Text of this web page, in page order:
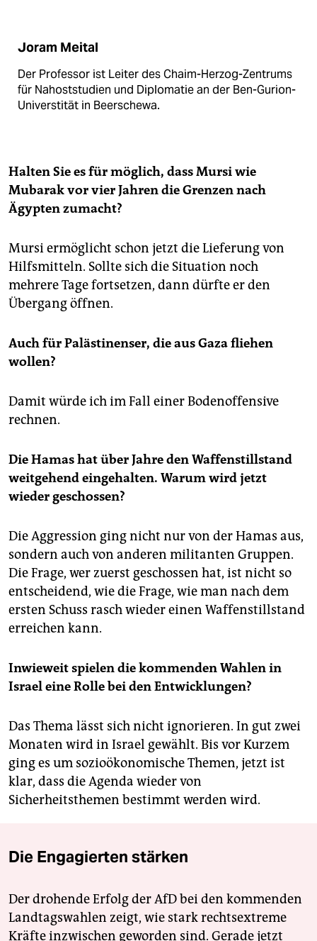
Joram Meital
Der Professor ist Leiter des Chaim-Herzog-Zentrums
für Nahoststudien und Diplomatie an der Ben-Gurion-
Universtität in Beerschewa.
Halten Sie es für möglich, dass Mursi wie
Mubarak vor vier Jahren die Grenzen nach
Ägypten zumacht?
Mursi ermöglicht schon jetzt die Lieferung von
Hilfsmitteln. Sollte sich die Situation noch
mehrere Tage fortsetzen, dann dürfte er den
Übergang öffnen.
Auch für Palästinenser, die aus Gaza fliehen
wollen?
Damit würde ich im Fall einer Bodenoffensive
rechnen.
Die Hamas hat über Jahre den Waffenstillstand
weitgehend eingehalten. Warum wird jetzt
wieder geschossen?
Die Aggression ging nicht nur von der Hamas aus,
sondern auch von anderen militanten Gruppen.
Die Frage, wer zuerst geschossen hat, ist nicht so
entscheidend, wie die Frage, wie man nach dem
ersten Schuss rasch wieder einen Waffenstillstand
erreichen kann.
Inwieweit spielen die kommenden Wahlen in
Israel eine Rolle bei den Entwicklungen?
Das Thema lässt sich nicht ignorieren. In gut zwei
Monaten wird in Israel gewählt. Bis vor Kurzem
ging es um sozioökonomische Themen, jetzt ist
klar, dass die Agenda wieder von
Sicherheitsthemen bestimmt werden wird.
Die Engagierten stärken
Der drohende Erfolg der AfD bei den kommenden
Landtagswahlen zeigt, wie stark rechtsextreme
Kräfte inzwischen geworden sind. Gerade jetzt